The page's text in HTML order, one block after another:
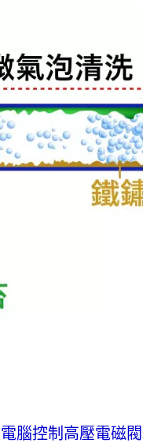
平傳輸距
控，操作
2. 脈衝剝
電磁閥 尺
量化設計
／旅館 / 學
大廠指定
空壓機
劑桶 開
髒 過壓
作介面，
上手 售
三年。
波、螺旋
示操作介
剝離、水
透遙控、
公寓、透
露營區、
品工廠
水
腦控制高壓電磁